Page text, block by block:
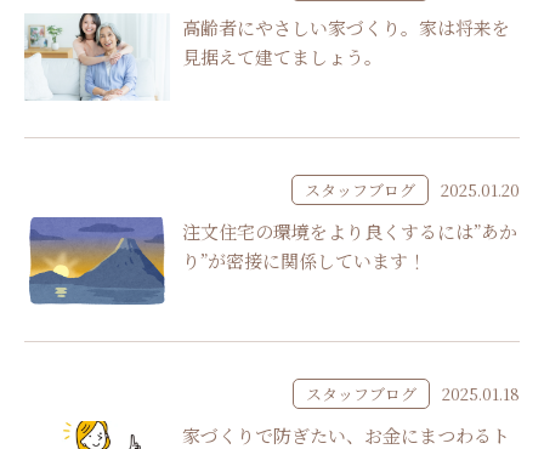
高齢者にやさしい家づくり。家は将来を
見据えて建てましょう。
スタッフブログ 2025.01.20
注文住宅の環境をより良くするには”あか
り”が密接に関係しています！
スタッフブログ 2025.01.18
家づくりで防ぎたい、お金にまつわるト